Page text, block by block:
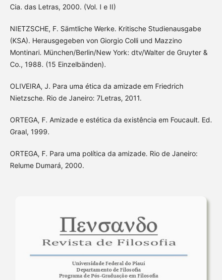
Cia. das Letras, 2000. (Vol. I e II)
NIETZSCHE, F. Sämtliche Werke. Kritische Studienausgabe
(KSA). Herausgegeben von Giorgio Colli und Mazzino
Montinari. München/Berlin/New York: dtv/Walter de Gruyter &
Co., 1988. (15 Einzelbänden).
OLIVEIRA, J. Para uma ética da amizade em Friedrich
Nietzsche. Rio de Janeiro: 7Letras, 2011.
ORTEGA, F. Amizade e estética da existência em Foucault. Ed.
Graal, 1999.
ORTEGA, F. Para uma política da amizade. Rio de Janeiro:
Relume Dumará, 2000.